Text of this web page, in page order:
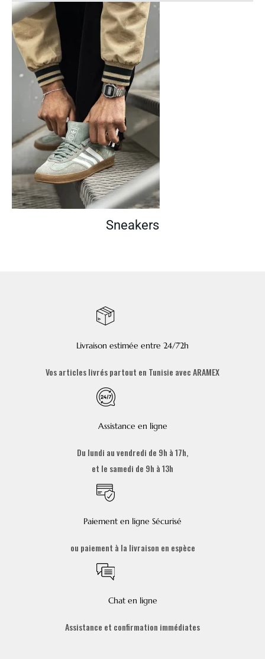
Sneakers
Livraison estimée entre 24/72h
Vos articles livrés partout en Tunisie avec ARAMEX
Assistance en ligne
Du lundi au vendredi de 9h à 17h,
et le samedi de 9h à 13h
Paiement en ligne Sécurisé
ou paiement à la livraison en espèce
Chat en ligne
Assistance et confirmation immédiates